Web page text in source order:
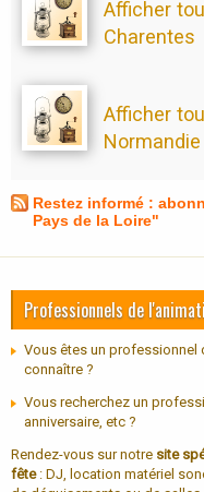
Afficher
Charentes
Afficher
Normandie
Restez informé :
Pays de la Loire"
Professionnels de
Vous êtes un professionnel
connaître ?
Vous recherchez un
anniversaire, etc ?
Rendez-vous sur notre site
fête: DJ, location matériel